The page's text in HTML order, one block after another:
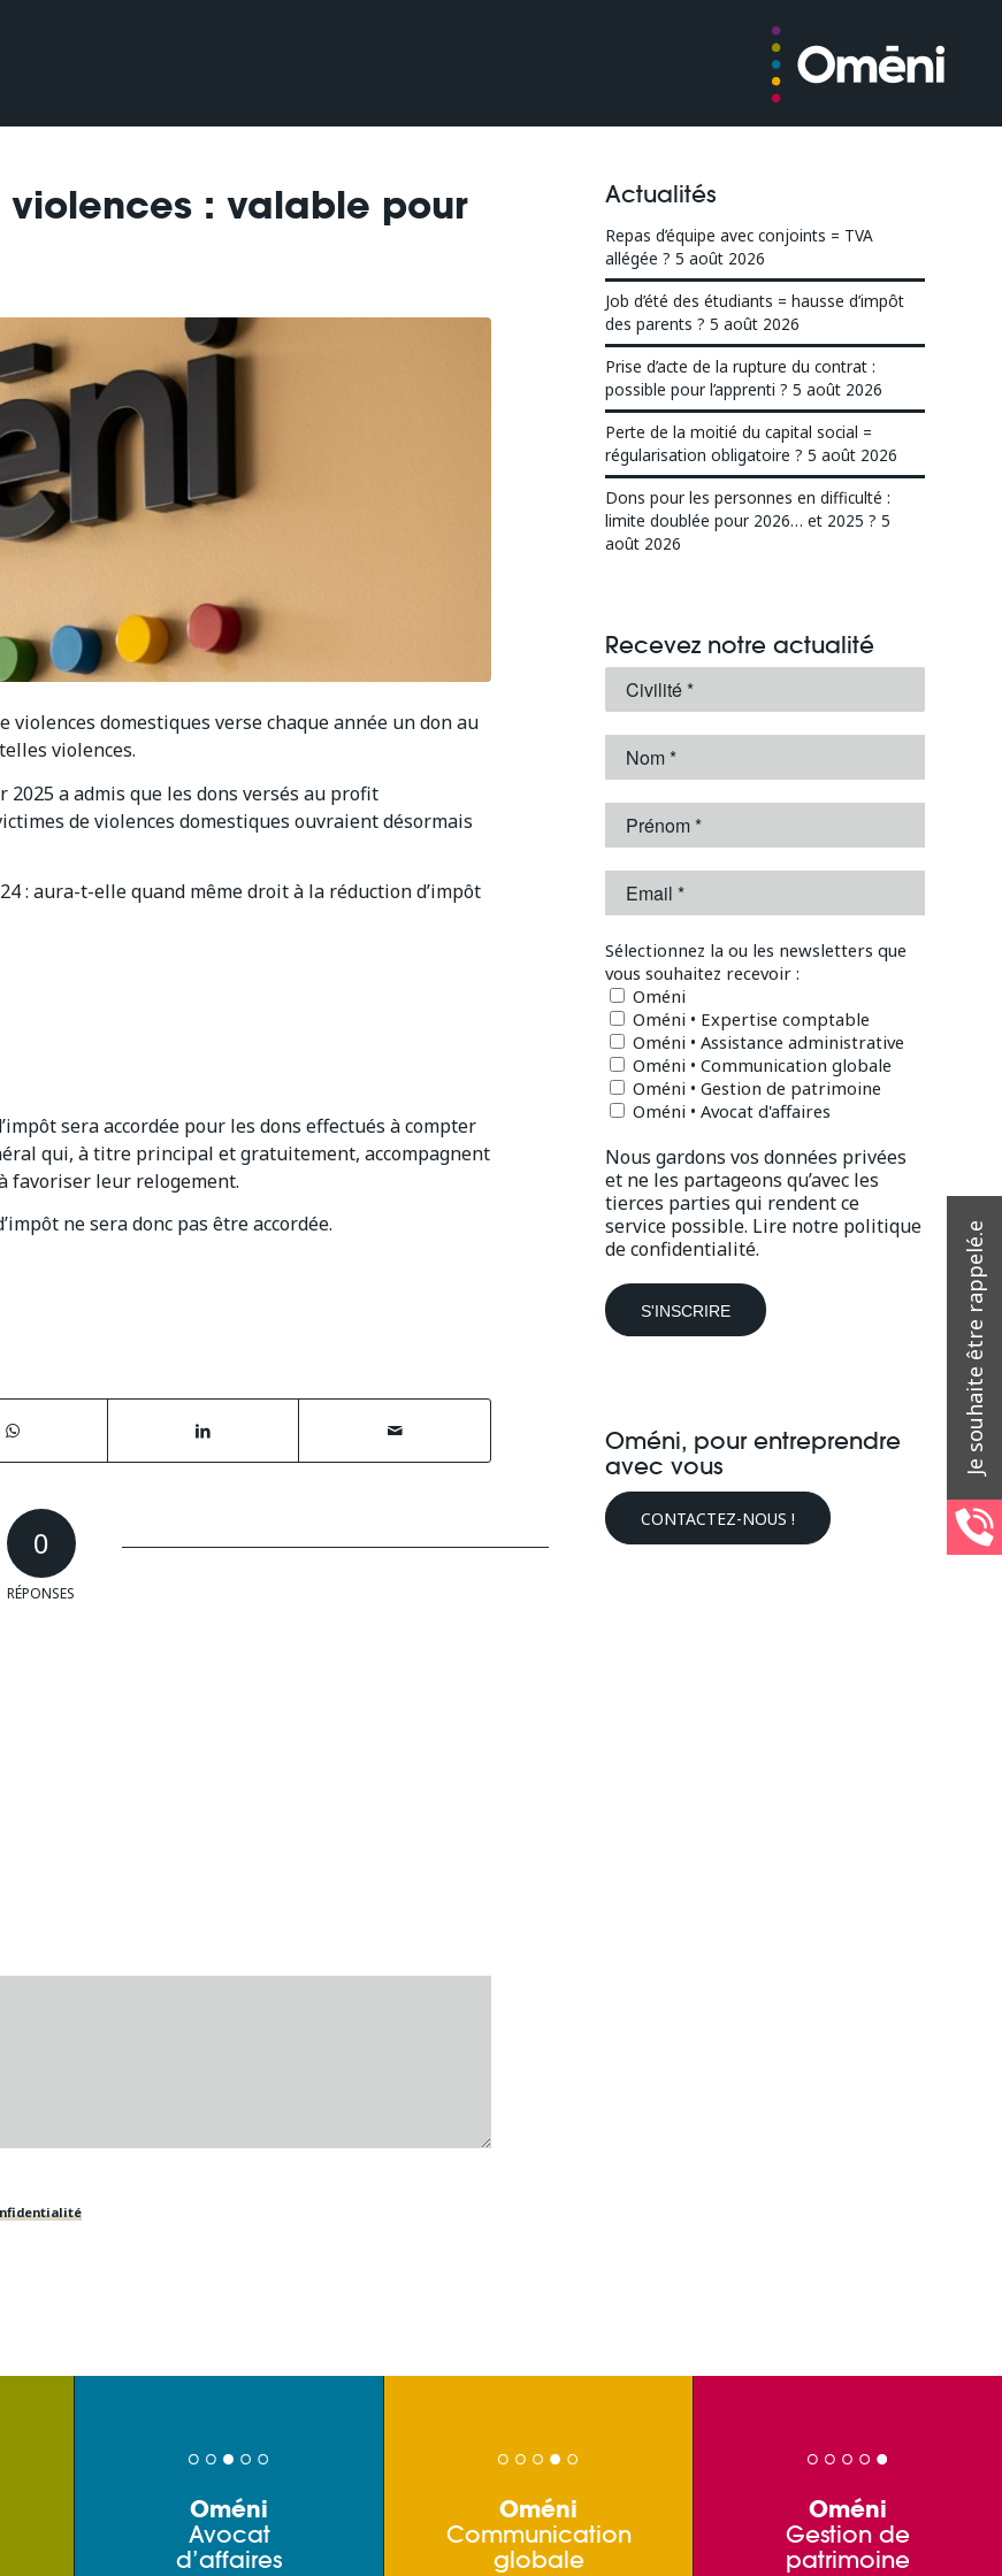
: valable pour
domestiques verse chaque année un don au
violences.
a admis que les dons versés au profit
de violences domestiques ouvraient désormais
: aura-t-elle quand même droit à la réduction d’impôt
sera accordée pour les dons effectués à compter
qui, à titre principal et gratuitement, accompagnent
favoriser leur relogement.
ne sera donc pas être accordée.
0
RÉPONSES
Actualités
Repas d’équipe avec conjoints = TVA
allégée ? 5 août 2026
Job d’été des étudiants = hausse d’impôt
des parents ? 5 août 2026
Prise d’acte de la rupture du contrat :
possible pour l’apprenti ? 5 août 2026
Perte de la moitié du capital social =
régularisation obligatoire ? 5 août 2026
Dons pour les personnes en difficulté :
limite doublée pour 2026… et 2025 ? 5
août 2026
Recevez notre actualité
Sélectionnez la ou les newsletters que
vous souhaitez recevoir :
Oméni
Oméni • Expertise comptable
Oméni • Assistance administrative
Oméni • Communication globale
Oméni • Gestion de patrimoine
Oméni • Avocat d'affaires
Nous gardons vos données privées
et ne les partageons qu’avec les
tierces parties qui rendent ce
service possible. Lire notre politique
de confidentialité.
Oméni, pour entreprendre
avec vous
CONTACTEZ-NOUS !
Oméni
Avocat
d’affaires
Oméni
Communication
globale
Oméni
Gestion de
patrimoine